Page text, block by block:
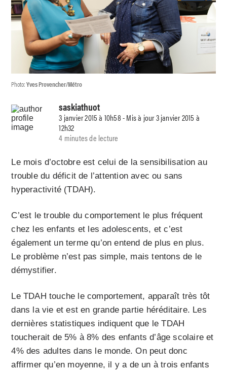
Photo:Yves Provencher/Métro
saskiathuot
3 janvier 2015 à 10h58 - Mis à jour 3 janvier 2015 à
12h32
4 minutes de lecture
Le mois d’octobre est celui de la sensibilisation au
trouble du déficit de l’attention avec ou sans
hyperactivité (TDAH).
C’est le trouble du comportement le plus fréquent
chez les enfants et les adolescents, et c’est
également un terme qu’on entend de plus en plus.
Le problème n’est pas simple, mais tentons de le
démystifier.
Le TDAH touche le comportement, apparaît très tôt
dans la vie et est en grande partie héréditaire. Les
dernières statistiques indiquent que le TDAH
toucherait de 5% à 8% des enfants d’âge scolaire et
4% des adultes dans le monde. On peut donc
affirmer qu’en moyenne, il y a de un à trois enfants